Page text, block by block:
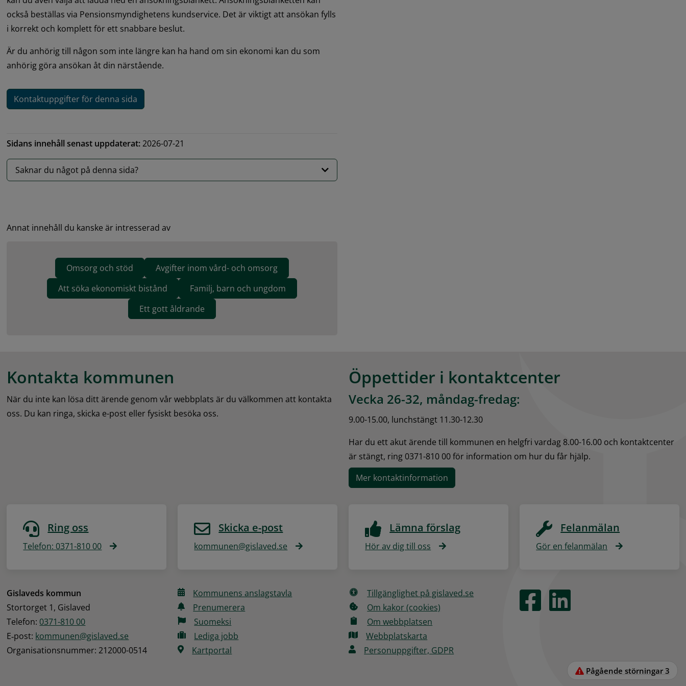
också beställas via Pensionsmyndighetens kundservice. Det är viktigt att ansökan fylls
i korrekt och komplett för ett snabbare beslut.
Är du anhörig till någon som inte längre kan ha hand om sin ekonomi kan du som
anhörig göra ansökan åt din närstående.
Kontaktuppgifter för denna sida
Sidans innehåll senast uppdaterat: 2026-07-21
Saknar du något på denna sida?
Annat innehåll du kanske är intresserad av
Omsorg och stöd
Avgifter inom vård- och omsorg
Att söka ekonomiskt bistånd
Familj, barn och ungdom
Ett gott åldrande
Kontakta kommunen
När du inte kan lösa ditt ärende genom vår webbplats är du välkommen att kontakta
oss. Du kan ringa, skicka e-post eller fysiskt besöka oss.
Öppettider i kontaktcenter
Vecka 26-32, måndag-fredag:
9.00-15.00, lunchstängt 11.30-12.30
Har du ett akut ärende till kommunen en helgfri vardag 8.00-16.00 och kontaktcenter
är stängt, ring 0371-810 00 för information om hur du får hjälp.
Mer kontaktinformation
Ring oss
Telefon: 0371-810 00
Skicka e-post
kommunen@gislaved.se
Lämna förslag
Hör av dig till oss
Felanmälan
Gör en felanmälan
Gislaveds kommun
Stortorget 1, Gislaved
Telefon: 0371-810 00
E‑post: kommunen@gislaved.se
Organisationsnummer: 212000-0514
Kommunens anslagstavla
Prenumerera
Suomeksi
Lediga jobb
Kartportal
Tillgänglighet på gislaved.se
Om kakor (cookies)
Om webbplatsen
Webbplatskarta
Personuppgifter, GDPR
Pågående störningar 3